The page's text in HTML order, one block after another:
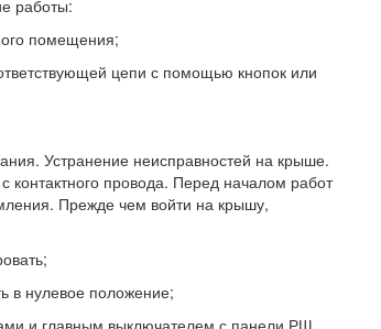
работы:
помещения;
цепи с помощью кнопок или
Устранение неисправностей на крыше.
контактного провода. Перед началом работ
Прежде чем войти на крышу,
в нулевое положение;
и главным выключателем с панели РЩ.